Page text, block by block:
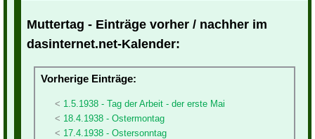
Muttertag - Einträge vorher / nachher im
dasinternet.net-Kalender:
Vorherige Einträge:
1.5.1938 - Tag der Arbeit - der erste Mai
18.4.1938 - Ostermontag
17.4.1938 - Ostersonntag